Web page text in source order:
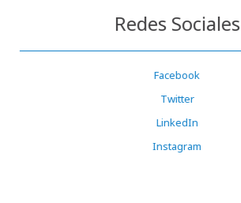
Redes Sociales
Facebook
Twitter
LinkedIn
Instagram